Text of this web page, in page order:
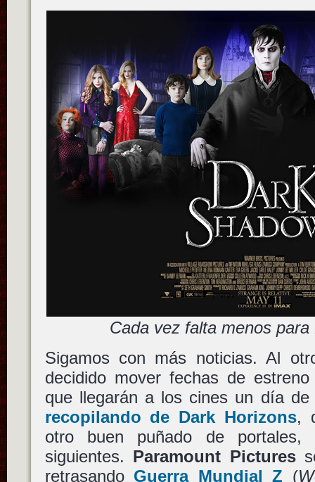
Cada vez falta menos
Sigamos con más noticias. Al
decidido mover fechas de
que llegarán a los cines un día
recopilando de Dark Horizons,
otro buen puñado de
siguientes. Paramount Pictures
retrasando Guerra Mundial Z (